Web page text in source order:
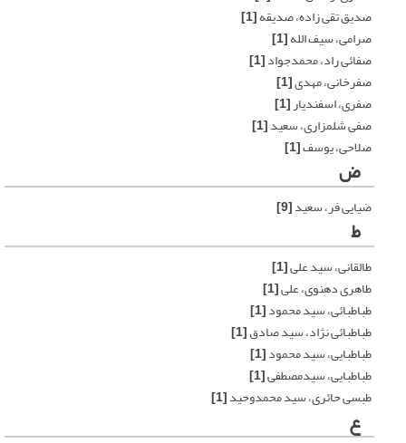
صدیق تقی زاده، صدیقه[1]
صرامی، سیف الله[1]
صفائی راد، محمدجواد[1]
صفرخانی، مهدی[1]
صفری، اسفندیار[1]
صفی شلمزاری، سعید[1]
صلاحی، یوسف[1]
ض
ضیایی فر، سعید[9]
ط
طالقانی، سید علی[1]
طاهری دهنوی، علی[1]
طباطبائی، سید محمود[1]
طباطبائی نژاد، سید صادق[1]
طباطبایی، سید محمود[1]
طباطبایی، سیدمصطفی[1]
طبسی حائری، سید محمدوحید[1]
ع